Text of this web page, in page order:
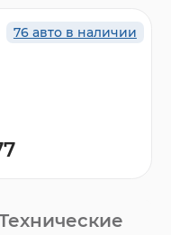
76 авто в наличии